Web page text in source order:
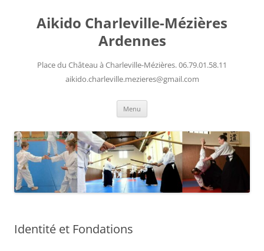
contenuAikido Charleville-Mézières
Ardennes
Place du Château à Charleville-Mézières. 06.79.01.58.11
aikido.charleville.mezieres@gmail.com
Menu
Identité et Fondations